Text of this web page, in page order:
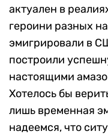
актуален в
героини разных
эмигрировали в
построили
настоящими
Хотелось бы
лишь временная
надеемся, что